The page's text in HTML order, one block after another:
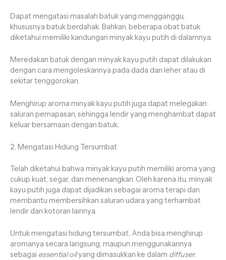
Dapat mengatasi masalah batuk yang mengganggu,
khususnya batuk berdahak. Bahkan, beberapa obat batuk
diketahui memiliki kandungan minyak kayu putih di dalamnya.
Meredakan batuk dengan minyak kayu putih dapat dilakukan
dengan cara mengoleskannya pada dada dan leher atau di
sekitar tenggorokan.
Menghirup aroma minyak kayu putih juga dapat melegakan
saluran pernapasan, sehingga lendir yang menghambat dapat
keluar bersamaan dengan batuk.
2. Mengatasi Hidung Tersumbat
Telah diketahui bahwa minyak kayu putih memiliki aroma yang
cukup kuat, segar, dan menenangkan. Oleh karena itu, minyak
kayu putih juga dapat dijadikan sebagai aroma terapi dan
membantu membersihkan saluran udara yang terhambat
lendir dan kotoran lainnya.
Untuk mengatasi hidung tersumbat, Anda bisa menghirup
aromanya secara langsung, maupun menggunakannya
sebagai essential oilyang dimasukkan ke dalam diffuser.